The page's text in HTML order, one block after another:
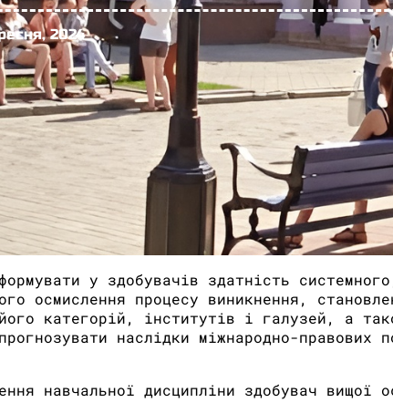
2024
у здобувачів здатність
осмислення процесу виникнення,
категорій, інститутів і галузей, а
наслідки міжнародно-правових
навчальної дисципліни здобувач вищої